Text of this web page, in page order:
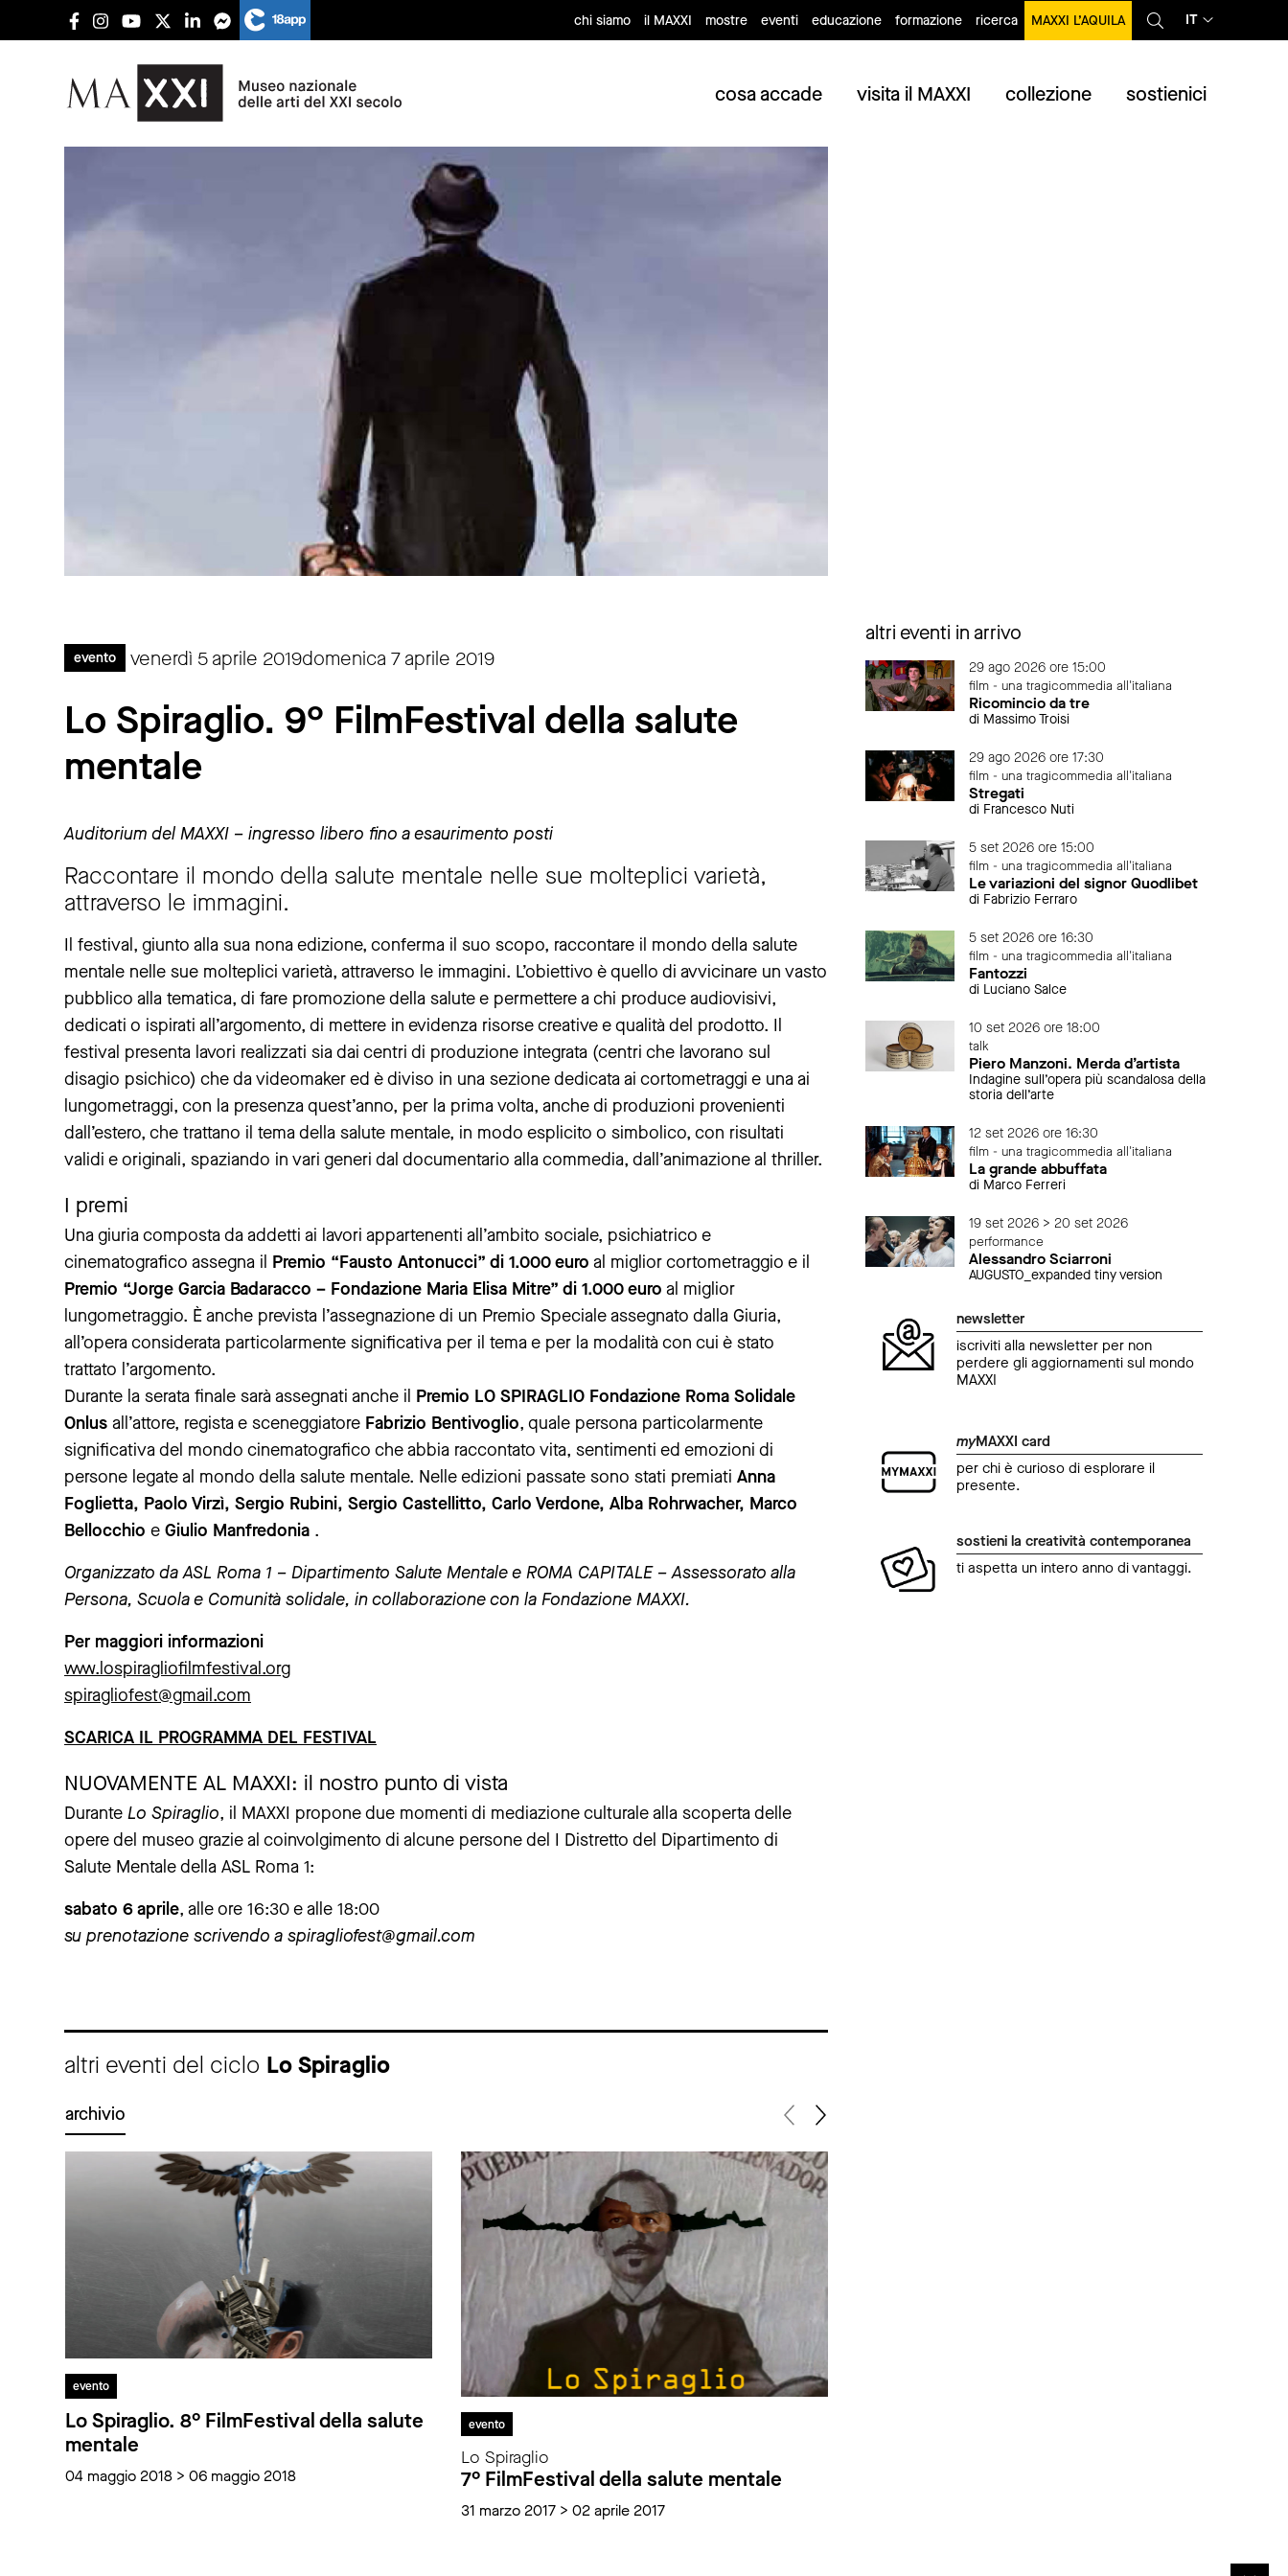
chi siamo il MAXXI mostre eventi educazione formazione ricerca MAXXI L’AQUILA IT
cosa accade visita il MAXXI collezione sostienici
evento venerdì 5 aprile 2019domenica 7 aprile 2019
Lo Spiraglio. 9° FilmFestival della salute
mentale
Auditorium del MAXXI – ingresso libero fino a esaurimento posti
Raccontare il mondo della salute mentale nelle sue molteplici varietà,
attraverso le immagini.
Il festival, giunto alla sua nona edizione, conferma il suo scopo, raccontare il mondo della salute
mentale nelle sue molteplici varietà, attraverso le immagini. L’obiettivo è quello di avvicinare un vasto
pubblico alla tematica, di fare promozione della salute e permettere a chi produce audiovisivi,
dedicati o ispirati all’argomento, di mettere in evidenza risorse creative e qualità del prodotto. Il
festival presenta lavori realizzati sia dai centri di produzione integrata (centri che lavorano sul
disagio psichico) che da videomaker ed è diviso in una sezione dedicata ai cortometraggi e una ai
lungometraggi, con la presenza quest’anno, per la prima volta, anche di produzioni provenienti
dall’estero, che trattano il tema della salute mentale, in modo esplicito o simbolico, con risultati
validi e originali, spaziando in vari generi dal documentario alla commedia, dall’animazione al thriller.
I premi
Una giuria composta da addetti ai lavori appartenenti all’ambito sociale, psichiatrico e
cinematografico assegna il Premio “Fausto Antonucci” di 1.000 euro al miglior cortometraggio e il
Premio “Jorge Garcia Badaracco – Fondazione Maria Elisa Mitre” di 1.000 euro al miglior
lungometraggio. È anche prevista l’assegnazione di un Premio Speciale assegnato dalla Giuria,
all’opera considerata particolarmente significativa per il tema e per la modalità con cui è stato
trattato l’argomento.
Durante la serata finale sarà assegnati anche il Premio LO SPIRAGLIO Fondazione Roma Solidale
Onlus all’attore, regista e sceneggiatore Fabrizio Bentivoglio, quale persona particolarmente
significativa del mondo cinematografico che abbia raccontato vita, sentimenti ed emozioni di
persone legate al mondo della salute mentale. Nelle edizioni passate sono stati premiati Anna
Foglietta, Paolo Virzì, Sergio Rubini, Sergio Castellitto, Carlo Verdone, Alba Rohrwacher, Marco
Bellocchio e Giulio Manfredonia .
Organizzato da ASL Roma 1 – Dipartimento Salute Mentale e ROMA CAPITALE – Assessorato alla
Persona, Scuola e Comunità solidale, in collaborazione con la Fondazione MAXXI.
Per maggiori informazioni
www.lospiragliofilmfestival.org
spiragliofest@gmail.com
SCARICA IL PROGRAMMA DEL FESTIVAL
NUOVAMENTE AL MAXXI: il nostro punto di vista
Durante Lo Spiraglio, il MAXXI propone due momenti di mediazione culturale alla scoperta delle
opere del museo grazie al coinvolgimento di alcune persone del I Distretto del Dipartimento di
Salute Mentale della ASL Roma 1:
sabato 6 aprile, alle ore 16:30 e alle 18:00
su prenotazione scrivendo a spiragliofest@gmail.com
altri eventi del ciclo Lo Spiraglio
archivio
evento
Lo Spiraglio. 8° FilmFestival della salute
mentale
04 maggio 2018 > 06 maggio 2018
evento
Lo Spiraglio
7° FilmFestival della salute mentale
31 marzo 2017 > 02 aprile 2017
altri eventi in arrivo
29 ago 2026 ore 15:00
film - una tragicommedia all'italiana
Ricomincio da tre
di Massimo Troisi
29 ago 2026 ore 17:30
film - una tragicommedia all'italiana
Stregati
di Francesco Nuti
5 set 2026 ore 15:00
film - una tragicommedia all'italiana
Le variazioni del signor Quodlibet
di Fabrizio Ferraro
5 set 2026 ore 16:30
film - una tragicommedia all'italiana
Fantozzi
di Luciano Salce
10 set 2026 ore 18:00
talk
Piero Manzoni. Merda d’artista
Indagine sull’opera più scandalosa della
storia dell’arte
12 set 2026 ore 16:30
film - una tragicommedia all'italiana
La grande abbuffata
di Marco Ferreri
19 set 2026 > 20 set 2026
performance
Alessandro Sciarroni
AUGUSTO_expanded tiny version
newsletter
iscriviti alla newsletter per non
perdere gli aggiornamenti sul mondo
MAXXI
myMAXXI card
per chi è curioso di esplorare il
presente.
sostieni la creatività contemporanea
ti aspetta un intero anno di vantaggi.